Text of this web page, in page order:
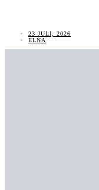
23 JULI, 2026
ELNA